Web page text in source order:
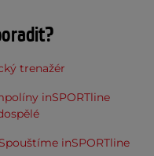
trenažér
inSPORTline
inSPORTline